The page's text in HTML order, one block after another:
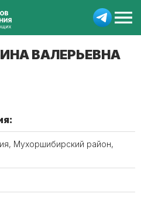
ВАЛЕРЬЕВНА
Мухоршибирский район,